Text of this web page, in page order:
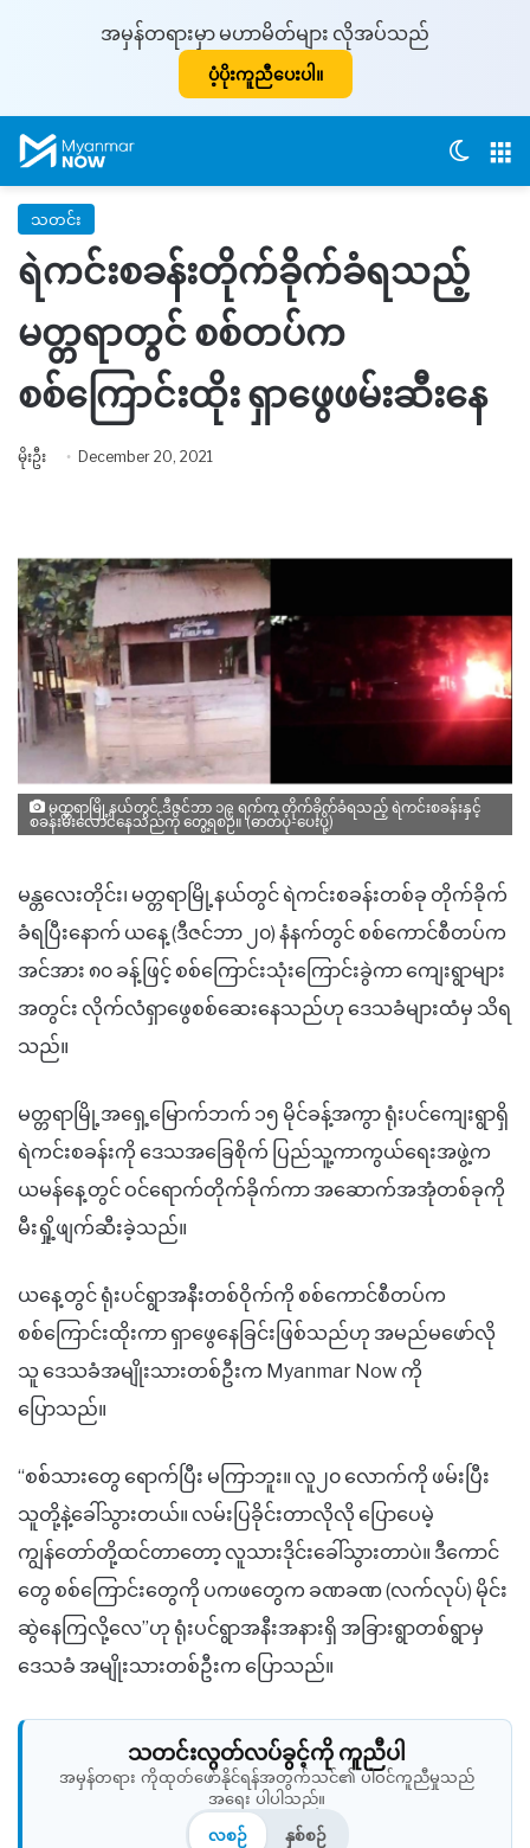
အမှန်တရားမှာ မဟာမိတ်များ လိုအပ်သည်
ပံ့ပိုးကူညီပေးပါ။
သတင်း
ရဲကင်းစခန်းတိုက်ခိုက်ခံရသည့်
မတ္တရာတွင် စစ်တပ်က
စစ်ကြောင်းထိုး ရှာဖွေဖမ်းဆီးနေ
မိုးဦး December 20, 2021
မတ္တရာမြို့နယ်တွင် ဒီဇင်ဘာ ၁၉ ရက်က တိုက်ခိုက်ခံရသည့် ရဲကင်းစခန်းနှင့်
စခန်းမီးလောင်နေသည်ကို တွေ့ရစဉ်။ (ဓာတ်ပုံ-ပေးပို့)
မန္တလေးတိုင်း၊ မတ္တရာမြို့နယ်တွင် ရဲကင်းစခန်းတစ်ခု တိုက်ခိုက်
ခံရပြီးနောက် ယနေ့ (ဒီဇင်ဘာ ၂၀) နံနက်တွင် စစ်ကောင်စီတပ်က
အင်အား ၈၀ ခန့်ဖြင့် စစ်ကြောင်းသုံးကြောင်းခွဲကာ ကျေးရွာများ
အတွင်း လိုက်လံရှာဖွေစစ်ဆေးနေသည်ဟု ဒေသခံများထံမှ သိရ
သည်။
မတ္တရာမြို့အရှေ့မြောက်ဘက် ၁၅ မိုင်ခန့်အကွာ ရုံးပင်ကျေးရွာရှိ
ရဲကင်းစခန်းကို ဒေသအခြေစိုက် ပြည်သူ့ကာကွယ်ရေးအဖွဲ့က
ယမန်နေ့တွင် ဝင်ရောက်တိုက်ခိုက်ကာ အဆောက်အအုံတစ်ခုကို
မီးရှို့ဖျက်ဆီးခဲ့သည်။
ယနေ့တွင် ရုံးပင်ရွာအနီးတစ်ဝိုက်ကို စစ်ကောင်စီတပ်က
စစ်ကြောင်းထိုးကာ ရှာဖွေနေခြင်းဖြစ်သည်ဟု အမည်မဖော်လို
သူ ဒေသခံအမျိုးသားတစ်ဦးက Myanmar Now ကို
ပြောသည်။
“စစ်သားတွေ ရောက်ပြီး မကြာဘူး။ လူ၂၀ လောက်ကို ဖမ်းပြီး
သူတို့နဲ့ခေါ်သွားတယ်။ လမ်းပြခိုင်းတာလိုလို ပြောပေမဲ့
ကျွန်တော်တို့ထင်တာတော့ လူသားဒိုင်းခေါ်သွားတာပဲ။ ဒီကောင်
တွေ စစ်ကြောင်းတွေကို ပကဖတွေက ခဏခဏ (လက်လုပ်) မိုင်း
ဆွဲနေကြလို့လေ”ဟု ရုံးပင်ရွာအနီးအနားရှိ အခြားရွာတစ်ရွာမှ
ဒေသခံ အမျိုးသားတစ်ဦးက ပြောသည်။
သတင်းလွတ်လပ်ခွင့်ကို ကူညီပါ
အမှန်တရား ကိုထုတ်ဖော်နိုင်ရန်အတွက်သင်၏ ပါဝင်ကူညီမှုသည်
အရေး ပါပါသည်။
လစဉ်
နှစ်စဉ်